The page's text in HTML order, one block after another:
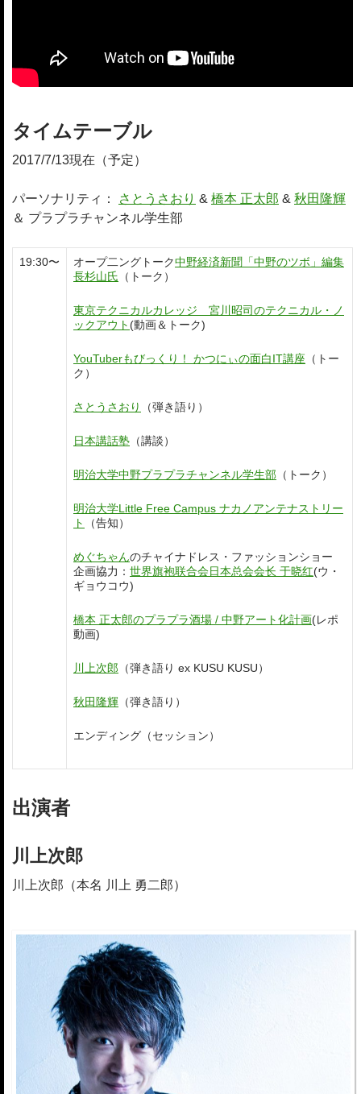
タイムテーブル
2017/7/13現在（予定）
パーソナリティ： さとうさおり & 橋本 正太郎 & 秋田隆輝
＆ プラプラチャンネル学生部
19:30〜 オープ二ングトーク中野経済新聞「中野のツボ」編集
長杉山氏 （トーク）
東京テクニカルカレッジ 宮川昭司のテクニカル・ノ
ックアウト (動画＆トーク)
YouTuberもびっくり！ かつにぃの面白IT講座 （トー
ク）
さとうさおり （弾き語り）
日本講話塾 （講談）
明治大学中野プラプラチャンネル学生部 （トーク）
明治大学Little Free Campus ナカノアンテナストリー
ト
（告知）
めぐちゃんのチャイナドレス・ファッションショー
企画協力： 世界旗袍联合会日本总会会长 于晓红(ウ・
ギョウコウ)
橋本 正太郎のプラプラ酒場 / 中野アート化計画(レポ
動画)
川上次郎 （弾き語り ex KUSU KUSU）
秋田隆輝 （弾き語り）
エンディング（セッション）
出演者
川上次郎
川上次郎（本名 川上 勇二郎）